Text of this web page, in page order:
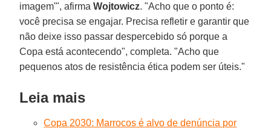
imagem'", afirmaWojtowicz. "Acho que o ponto é:
você precisa se engajar. Precisa refletir e garantir que
não deixe isso passar despercebido só porque a
Copa está acontecendo", completa. "Acho que
pequenos atos de resistência ética podem ser úteis."
Leia mais
Copa 2030: Marrocos é alvo de denúncia por